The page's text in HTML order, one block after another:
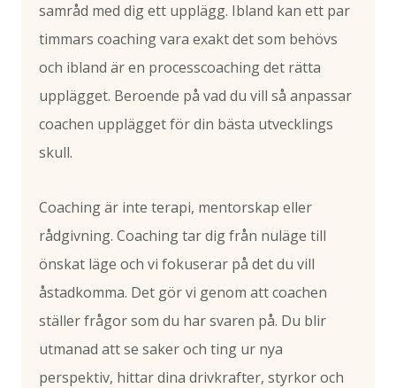
samråd med dig ett upplägg. Ibland kan ett par
timmars coaching vara exakt det som behövs
och ibland är en processcoaching det rätta
upplägget. Beroende på vad du vill så anpassar
coachen upplägget för din bästa utvecklings
skull.
Coaching är inte terapi, mentorskap eller
rådgivning. Coaching tar dig från nuläge till
önskat läge och vi fokuserar på det du vill
åstadkomma. Det gör vi genom att coachen
ställer frågor som du har svaren på. Du blir
utmanad att se saker och ting ur nya
perspektiv, hittar dina drivkrafter, styrkor och